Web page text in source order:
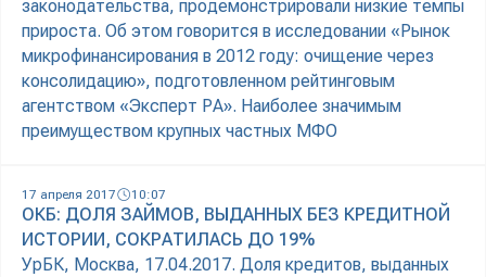
законодательства, продемонстрировали низкие темпы
прироста. Об этом говорится в исследовании «Рынок
микрофинансирования в 2012 году: очищение через
консолидацию», подготовленном рейтинговым
агентством «Эксперт РА». Наиболее значимым
преимуществом крупных частных МФО
17 апреля 2017 10:07
ОКБ: ДОЛЯ ЗАЙМОВ, ВЫДАННЫХ БЕЗ КРЕДИТНОЙ
ИСТОРИИ, СОКРАТИЛАСЬ ДО 19%
УрБК, Москва, 17.04.2017. Доля кредитов, выданных